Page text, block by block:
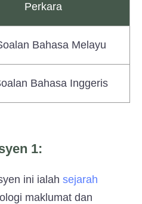
Perkara
Bahasa Melayu
Bahasa Inggeris
1:
ini ialah sejarah
maklumat dan